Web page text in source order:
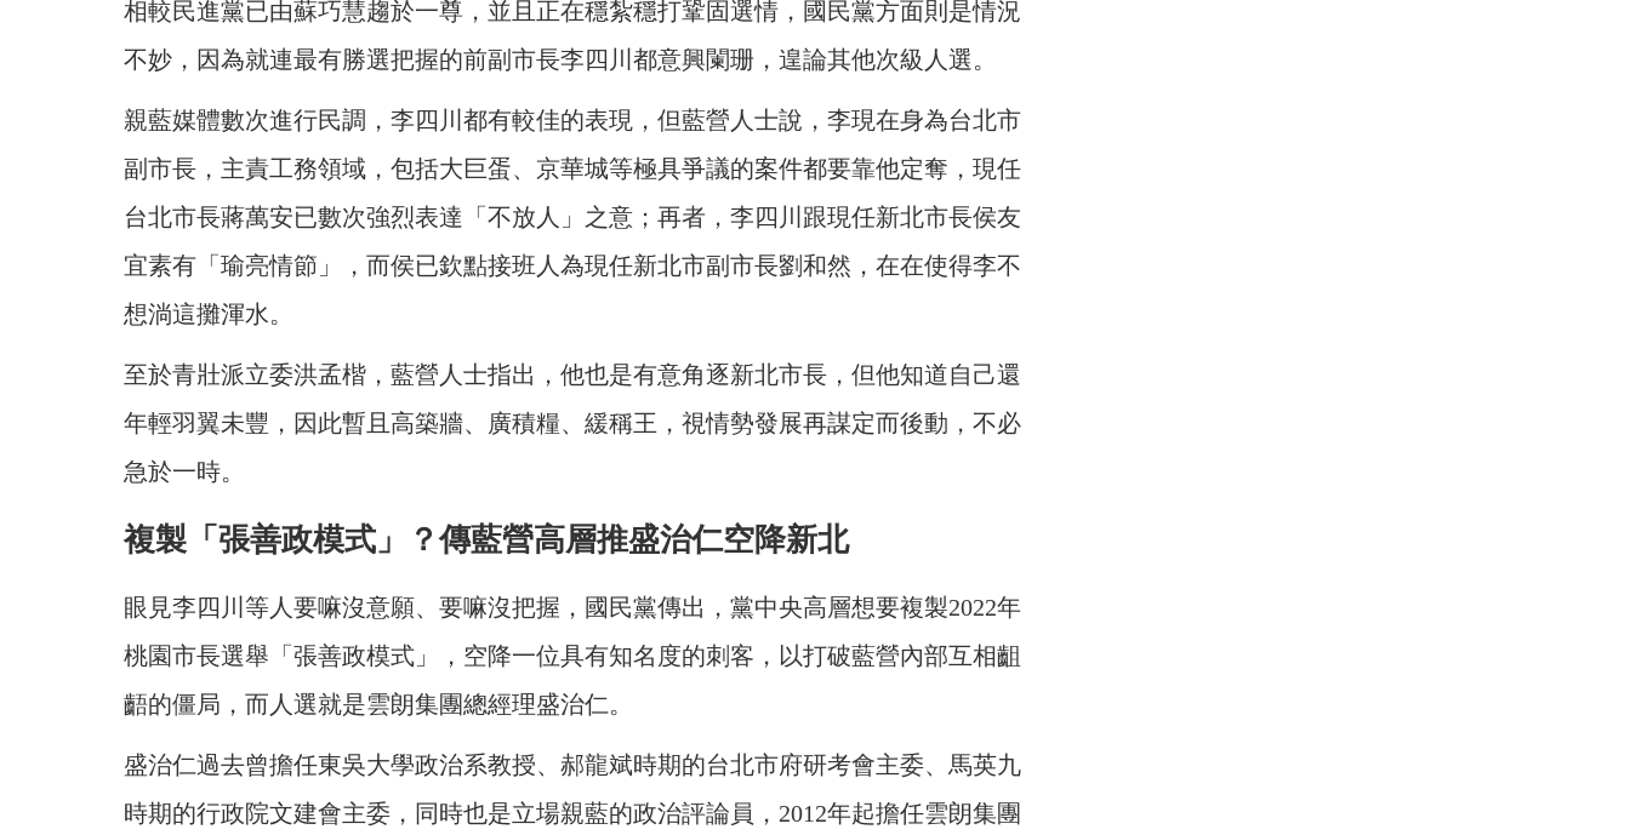
相較民進黨已由蘇巧慧趨於一尊，並且正在穩紮穩打鞏固選情，國民黨方面則是情況
不妙，因為就連最有勝選把握的前副市長李四川都意興闌珊，遑論其他次級人選。
親藍媒體數次進行民調，李四川都有較佳的表現，但藍營人士說，李現在身為台北市
副市長，主責工務領域，包括大巨蛋、京華城等極具爭議的案件都要靠他定奪，現任
台北市長蔣萬安已數次強烈表達「不放人」之意；再者，李四川跟現任新北市長侯友
宜素有「瑜亮情節」，而侯已欽點接班人為現任新北市副市長劉和然，在在使得李不
想淌這攤渾水。
至於青壯派立委洪孟楷，藍營人士指出，他也是有意角逐新北市長，但他知道自己還
年輕羽翼未豐，因此暫且高築牆、廣積糧、緩稱王，視情勢發展再謀定而後動，不必
急於一時。
複製「張善政模式」？傳藍營高層推盛治仁空降新北
眼見李四川等人要嘛沒意願、要嘛沒把握，國民黨傳出，黨中央高層想要複製2022年
桃園市長選舉「張善政模式」，空降一位具有知名度的刺客，以打破藍營內部互相齟
齬的僵局，而人選就是雲朗集團總經理盛治仁。
盛治仁過去曾擔任東吳大學政治系教授、郝龍斌時期的台北市府研考會主委、馬英九
時期的行政院文建會主委，同時也是立場親藍的政治評論員，2012年起擔任雲朗集團